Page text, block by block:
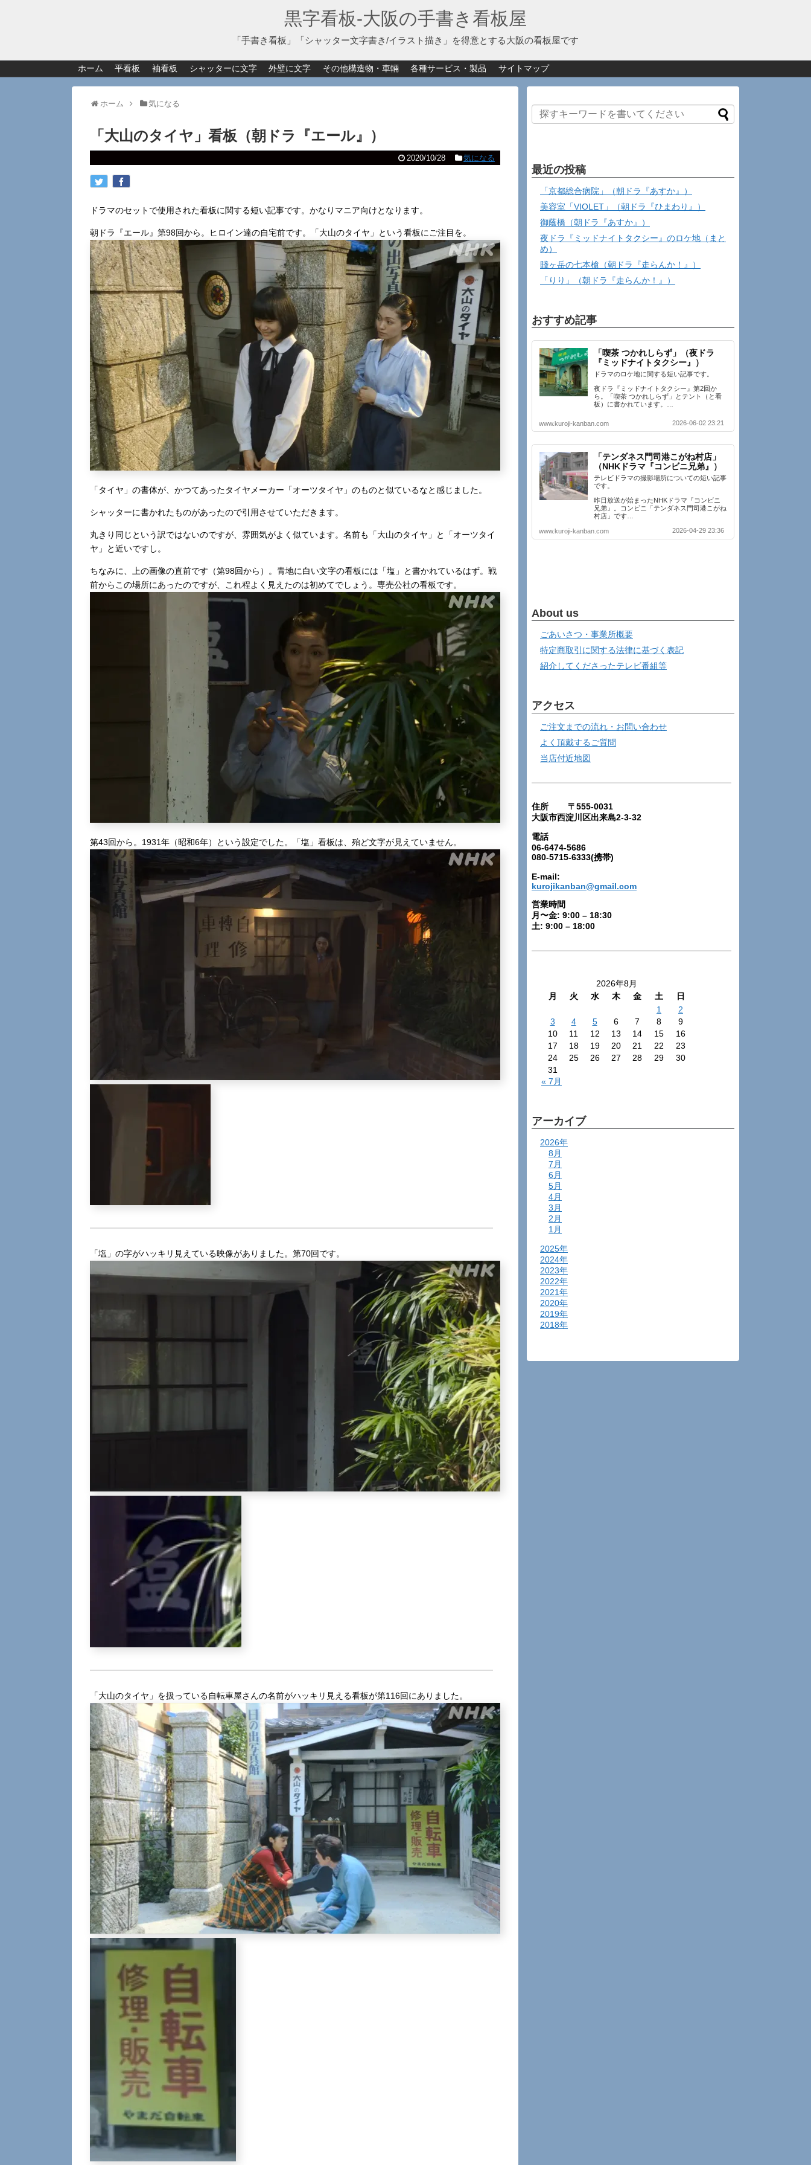
黒字看板‐大阪の手書き看板屋
「手書き看板」「シャッター文字書き/イラスト描き」を得意とする大阪の看板屋です
ホーム 平看板 袖看板 シャッターに文字 外壁に文字 その他構造物・車輛 各種サービス・製品 サイトマップ
ホーム 気になる
「大山のタイヤ」看板（朝ドラ『エール』）
2020/10/28 気になる
ドラマのセットで使用された看板に関する短い記事です。かなりマニア向けとなります。
朝ドラ『エール』第98回から。ヒロイン達の自宅前です。「大山のタイヤ」という看板にご注目を。
「タイヤ」の書体が、かつてあったタイヤメーカー「オーツタイヤ」のものと似ているなと感じました。
シャッターに書かれたものがあったので引用させていただきます。
丸きり同じという訳ではないのですが、雰囲気がよく似ています。名前も「大山のタイヤ」と「オーツタイ
ヤ」と近いですし。
ちなみに、上の画像の直前です（第98回から）。青地に白い文字の看板には「塩」と書かれているはず。戦
前からこの場所にあったのですが、これ程よく見えたのは初めてでしょう。専売公社の看板です。
第43回から。1931年（昭和6年）という設定でした。「塩」看板は、殆ど文字が見えていません。
「塩」の字がハッキリ見えている映像がありました。第70回です。
「大山のタイヤ」を扱っている自転車屋さんの名前がハッキリ見える看板が第116回にありました。
最近の投稿
「京都総合病院」（朝ドラ『あすか』）
美容室「VIOLET」（朝ドラ『ひまわり』）
御蔭橋（朝ドラ『あすか』）
夜ドラ『ミッドナイトタクシー』のロケ地（まと
め）
賤ヶ岳の七本槍（朝ドラ『走らんか！』）
「りり」（朝ドラ『走らんか！』）
おすすめ記事
「喫茶 つかれしらず」（夜ドラ
『ミッドナイトタクシー』）
ドラマのロケ地に関する短い記事です。
夜ドラ『ミッドナイトタクシー』第2回か
ら。「喫茶 つかれしらず」とテント（と看
板）に書かれています。…
www.kuroji-kanban.com 2026-06-02 23:21
「テンダネス門司港こがね村店」
（NHKドラマ『コンビニ兄弟』）
テレビドラマの撮影場所についての短い記事
です。
昨日放送が始まったNHKドラマ『コンビニ
兄弟』。コンビニ「テンダネス門司港こがね
村店」です…
www.kuroji-kanban.com 2026-04-29 23:36
About us
ごあいさつ・事業所概要
特定商取引に関する法律に基づく表記
紹介してくださったテレビ番組等
アクセス
ご注文までの流れ・お問い合わせ
よく頂戴するご質問
当店付近地図
住所 〒555-0031
大阪市西淀川区出来島2-3-32
電話
06-6474-5686
080-5715-6333(携帯)
E-mail:
kurojikanban@gmail.com
営業時間
月〜金: 9:00 – 18:30
土: 9:00 – 18:00
2026年8月
月
火 水 木 金 土
日
1
2
3
4 5 6 7 8
9
10
11 12 13 14 15
16
17
18 19 20 21 22
23
24
25 26 27 28 29
30
31
« 7月
アーカイブ
2026年
8月
7月
6月
5月
4月
3月
2月
1月
2025年
2024年
2023年
2022年
2021年
2020年
2019年
2018年